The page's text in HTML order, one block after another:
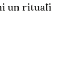
un rituāli